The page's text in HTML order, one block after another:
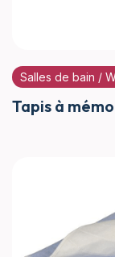
Salles de bain /
Tapis à